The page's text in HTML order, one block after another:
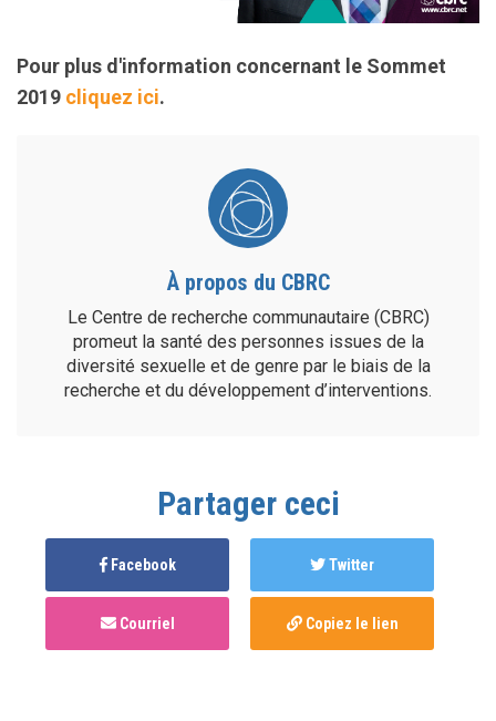
Pour plus d'information concernant le Sommet
2019 cliquez ici.
À propos du CBRC
Le Centre de recherche communautaire (CBRC)
promeut la santé des personnes issues de la
diversité sexuelle et de genre par le biais de la
recherche et du développement d’interventions.
Partager ceci
Facebook Twitter
Courriel Copiez le lien